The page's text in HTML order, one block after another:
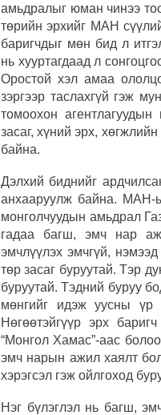
амьдралыг юман чинээ
төрийн эрхийг МАН
баригчдыг мөн бид л
нь хууртагдаад л
Оростой хэл амаа
зэргээр таслахгүй гэж
томоохон агентлагуудын
засаг, хүний эрх,
байна.
Дэлхий биднийг
анхааруулж байна. МАН-
монголчуудын амьдрал
гадаа багш, эмч нар
эмчлүүлэх эмчгүй,
төр засаг буруутай. Тэр
буруутай. Тэдний буруу
мөнгийг идэж уусны үр
Нөгөөтэйгүүр эрх
“Монгол Хамас”-аас
эмч нарын ажил хаялт
хэрэгсэл гэж ойлгоход
Нэг бүлэглэл нь багш,